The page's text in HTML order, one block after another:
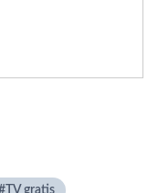
TV gratis